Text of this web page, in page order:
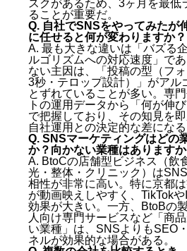
スクがあるため、3ヶ月を最低
ることが重要だ。
Q. 自社でSNSをやってみたが
に任せると何が変わりますか？
A. 最も大きな違いは「バズる
ルゴリズムへの対応速度」で
ない主因は、「投稿の型（フ
3秒・テロップ設計）」がアル
とずれていることが多い。専
トの運用データから「何が伸
で把握しており、その知見を
自社運用との決定的な差になる
Q. SNSマーケティングはどの
か？向かない業種はありますか
A. BtoCの店舗型ビジネス（飲
光・整体・クリニック）は
相性が非常に高い。特に京都
が動画映えしやすく、TikTok
効果が大きい。一方、BtoBの
人向け専門サービスなど「商
い業種」は、SNSよりもSEO
ネルが効果的な場合がある。